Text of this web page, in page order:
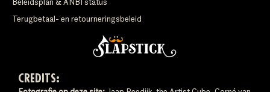
Terugbetaal- en retourneringsbeleid
CREDITS: